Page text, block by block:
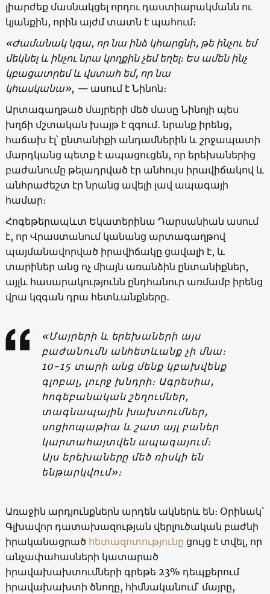
լիարժեք մասնակցել որդու դաստիարակմանն ու
կյանքին, որին այժմ տատն է պահում։
«Ժամանակ կգա, որ նա ինձ կհարցնի, թե ինչու եմ
մեկնել և ինչու նրա կողքին չեմ եղել։ Ես ամեն ինչ
կբացատրեմ և վստահ եմ, որ նա
կհասկանա», —ասում է Նինոն։
Արտագաղթած մայրերի մեծ մասը Նինոյի պես
խղճի մշտական խայթ է զգում․ նրանք իրենց,
հաճախ էլ՝ ընտանիքի անդամներին և շրջապատի
մարդկանց պետք է ապացուցեն, որ երեխաներից
բաժանումը թելադրված էր անհույս իրավիճակով և
անհրաժեշտ էր նրանց ավելի լավ ապագայի
համար։
Հոգեթերապևտ Եկատերինա Դարսանիան ասում
է, որ Վրաստանում կանանց արտագաղթով
պայմանավորված իրավիճակը ցավալի է, և
տարիներ անց ոչ միայն առանձին ընտանիքներ,
այլև հասարակությունն ընդհանուր առմամբ իրենց
վրա կզգան դրա հետևանքները․
«Մայրերի և երեխաների այս
բաժանումն անհետևանք չի մնա։
10-15 տարի անց մենք կբախվենք
գլոբալ, լուրջ խնդրի։ Ագրեսիա,
հոգեբանական շեղումներ,
տագնապային խախտումներ,
սոցիոպաթիա և շատ այլ բաներ
կարտահայտվեն ապագայում։
Այս երեխաները մեծ ռիսկի են
ենթարկվում»։
Առաջին արդյունքներն արդեն ակներև են։ Օրինակ՝
Գլխավոր դատախազության վերլուծական բաժնի
իրականացրած հետազոտությունը ցույց է տվել, որ
անչափահասների կատարած
իրավախախտումների գրեթե 23% դեպքերում
իրավախախտի ծնողը, հիմնականում՝ մայրը,